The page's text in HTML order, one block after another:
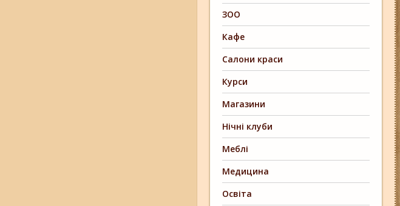
ЗОО
Кафе
Салони краси
Курси
Магазини
Нічні клуби
Меблі
Медицина
Освіта